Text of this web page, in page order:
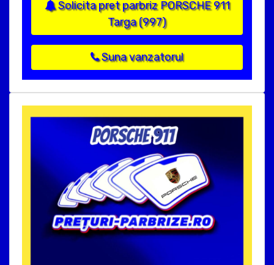
Solicita pret parbriz PORSCHE 911
Targa (997)
Suna vanzatorul